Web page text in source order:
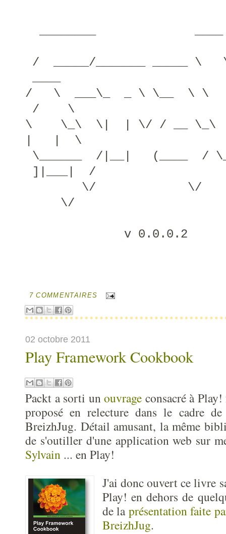
/ _____/_______
/ \ ___\_ _ \ \__ \ \
/ \
\ \_\ \| | \/ / __
| | \
\______ /|__| (____ /
]|___| /
\/ \/
\/
v 0.0.0.2
7 COMMENTAIRES
02 octobre 2011
Play Framework Cookbook
Packt a sorti unouvrage consacré à
proposé en relecture dans le cadre
BreizhJug. Détail amusant, la même
de s'outiller d'une application web sur
Sylvain ... en Play!
J'ai donc ouvert ce livre
Play! en dehors de
de laprésentation faite
BreizhJug.